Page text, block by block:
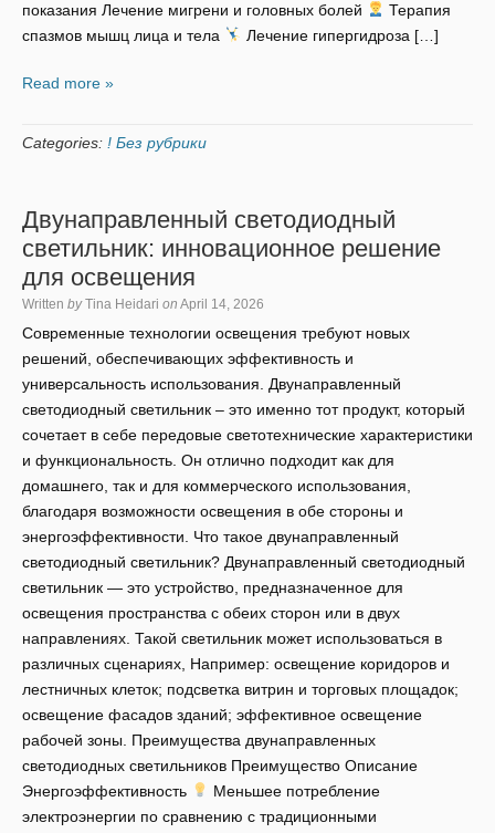
показания Лечение мигрени и головных болей
Терапия
спазмов мышц лица и тела
Лечение гипергидроза […]
Read more »
Categories: ! Без рубрики
Двунаправленный светодиодный
светильник: инновационное решение
для освещения
Written by Tina Heidari on April 14, 2026
Современные технологии освещения требуют новых
решений, обеспечивающих эффективность и
универсальность использования. Двунаправленный
светодиодный светильник – это именно тот продукт, который
сочетает в себе передовые светотехнические характеристики
и функциональность. Он отлично подходит как для
домашнего, так и для коммерческого использования,
благодаря возможности освещения в обе стороны и
энергоэффективности. Что такое двунаправленный
светодиодный светильник? Двунаправленный светодиодный
светильник — это устройство, предназначенное для
освещения пространства с обеих сторон или в двух
направлениях. Такой светильник может использоваться в
различных сценариях, Например: освещение коридоров и
лестничных клеток; подсветка витрин и торговых площадок;
освещение фасадов зданий; эффективное освещение
рабочей зоны. Преимущества двунаправленных
светодиодных светильников Преимущество Описание
Энергоэффективность
Меньшее потребление
электроэнергии по сравнению с традиционными